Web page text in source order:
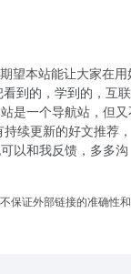
望本站能让大家在用
到的，学到的，互联
是一个导航站，但又
续更新的好文推荐，
以和我反馈，多多沟
保证外部链接的准确性